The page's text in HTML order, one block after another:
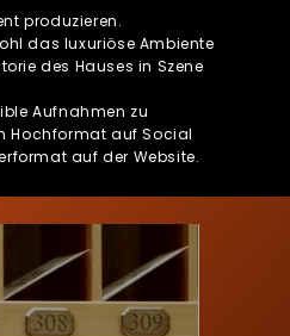
produzieren.
das luxuriöse Ambiente
des Hauses in Szene
Aufnahmen zu
Hochformat auf Social
auf der Website.